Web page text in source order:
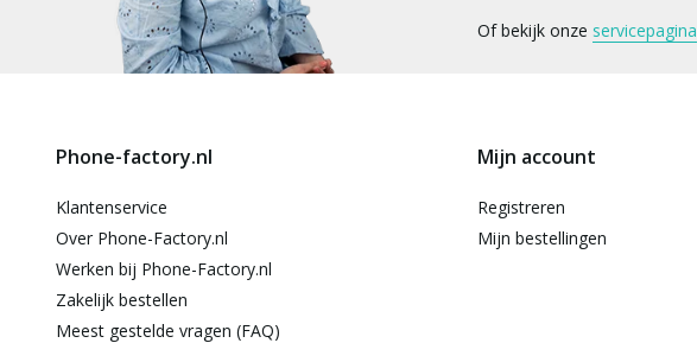
Of bekijk onze servicepagina
Phone-factory.nl
Klantenservice
Over Phone-Factory.nl
Werken bij Phone-Factory.nl
Zakelijk bestellen
Meest gestelde vragen (FAQ)
Mijn account
Registreren
Mijn bestellingen